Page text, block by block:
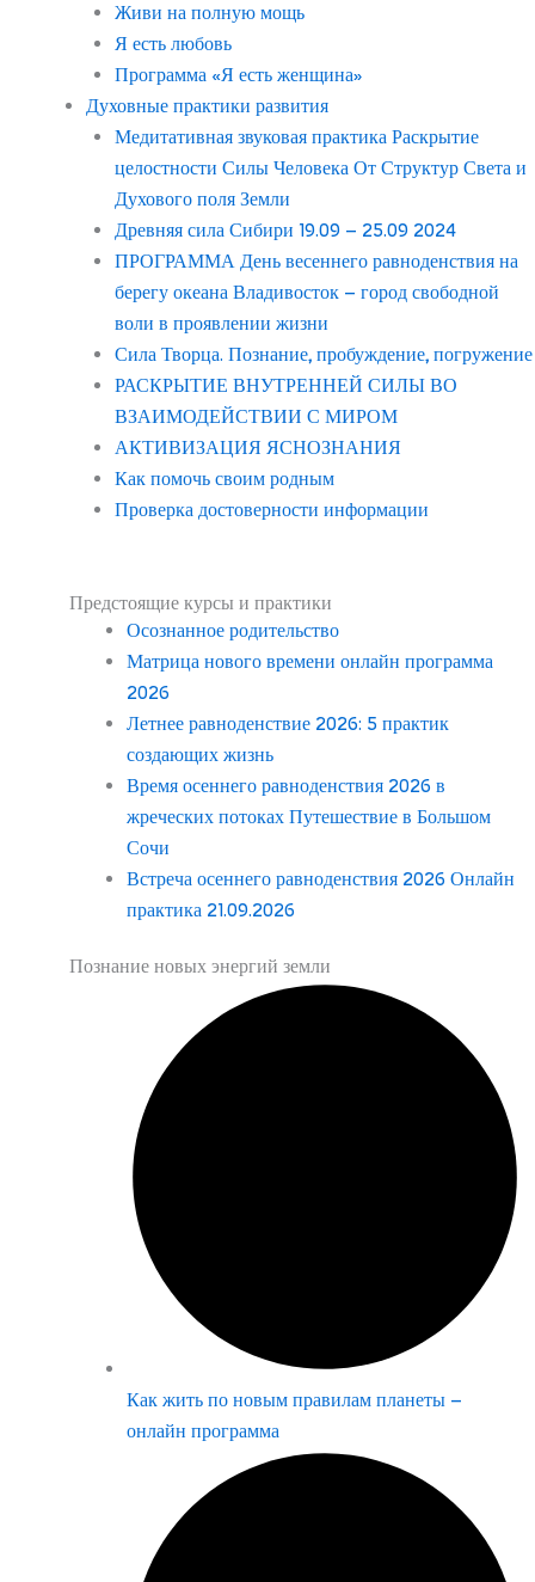
Живи на полную мощь
Я есть любовь
Программа «Я есть женщина»
Духовные практики развития
Медитативная звуковая практика Раскрытие
целостности Силы Человека От Структур Света и
Духового поля Земли
Древняя сила Сибири 19.09 – 25.09 2024
ПРОГРАММА День весеннего равноденствия на
берегу океана Владивосток – город свободной
воли в проявлении жизни
Сила Творца. Познание, пробуждение, погружение
РАСКРЫТИЕ ВНУТРЕННЕЙ СИЛЫ ВО
ВЗАИМОДЕЙСТВИИ С МИРОМ
АКТИВИЗАЦИЯ ЯСНОЗНАНИЯ
Как помочь своим родным
Проверка достоверности информации
Предстоящие курсы и практики
Осознанное родительство
Матрица нового времени онлайн программа
2026
Летнее равноденствие 2026: 5 практик
создающих жизнь
Время осеннего равноденствия 2026 в
жреческих потоках Путешествие в Большом
Сочи
Встреча осеннего равноденствия 2026 Онлайн
практика 21.09.2026
Познание новых энергий земли
Как жить по новым правилам планеты –
онлайн программа